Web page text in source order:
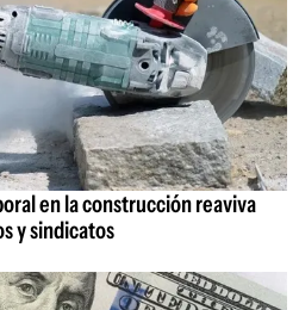
en la construcción reaviva
y sindicatos